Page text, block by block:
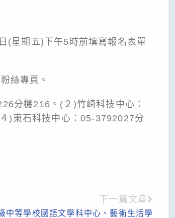
(星期五)下午5時前填寫報名表單
絲專頁。
分機216。(２)竹崎科技中心：
)東石科技中心：05-3792027分
下一篇文章
中等學校國語文學科中心、藝術生活學